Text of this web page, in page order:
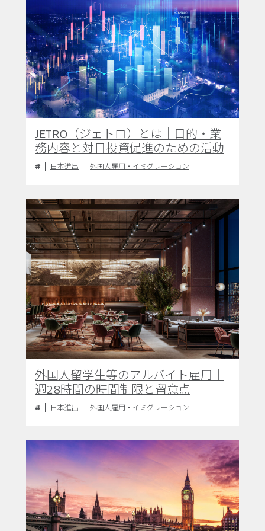
JETRO（ジェトロ）とは｜目的・業
務内容と対日投資促進のための活動
日本進出 外国人雇用・イミグレーション
外国人留学生等のアルバイト雇用｜
週28時間の時間制限と留意点
日本進出 外国人雇用・イミグレーション